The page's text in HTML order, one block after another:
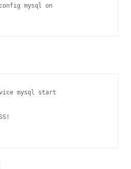
mysql on
mysql start